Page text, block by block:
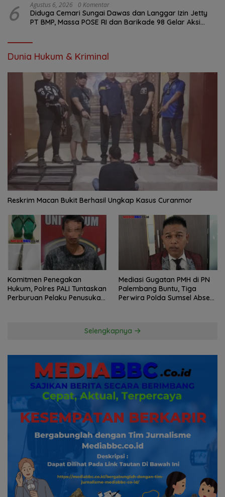
6 Agustus 6, 2026 0 Komentar
Diduga Cemari Sungai Dawas dan Langgar Izin Jetty
PT BMP, Massa POSE RI dan Barikade 98 Gelar Aksi
Dunia Hukum & Kriminal
Reskrim Macan Bukit Berhasil Ungkap Kasus Curanmor
Komitmen Penegakan
Hukum, Polres PALI Tuntaskan
Perburuan Pelaku Penusukan
Mediasi Gugatan PMH di PN
Palembang Buntu, Tiga
Perwira Polda Sumsel Absen,
Selengkapnya